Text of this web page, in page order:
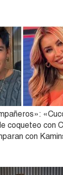
coqueteo con
con